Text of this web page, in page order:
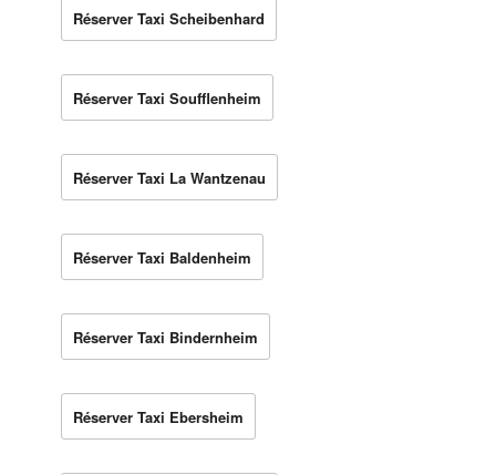
Réserver Taxi Scheibenhard
Réserver Taxi Soufflenheim
Réserver Taxi La Wantzenau
Réserver Taxi Baldenheim
Réserver Taxi Bindernheim
Réserver Taxi Ebersheim